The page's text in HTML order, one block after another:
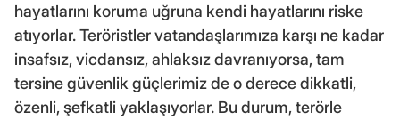
hayatlarını koruma uğruna kendi hayatlarını riske
atıyorlar. Teröristler vatandaşlarımıza karşı ne kadar
insafsız, vicdansız, ahlaksız davranıyorsa, tam
tersine güvenlik güçlerimiz de o derece dikkatli,
özenli, şefkatli yaklaşıyorlar. Bu durum, terörle